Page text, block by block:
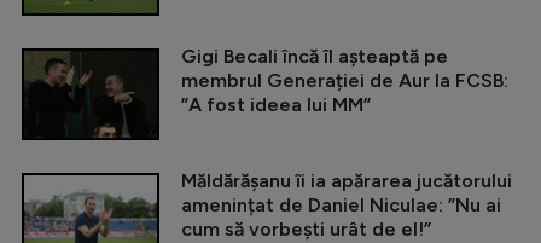
Gigi Becali încă îl așteaptă pe
membrul Generației de Aur la FCSB:
”A fost ideea lui MM”
Măldărășanu îi ia apărarea jucătorului
amenințat de Daniel Niculae: ”Nu ai
cum să vorbești urât de el!”